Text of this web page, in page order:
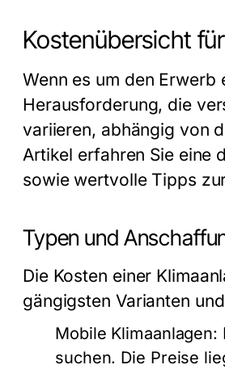
Kostenübersicht
Wenn es um den
Herausforderung, die
variieren, abhängig von
Artikel erfahren Sie eine
sowie wertvolle Tipps
Typen und
Die Kosten einer
gängigsten Varianten
Mobile Klimaanlagen:
suchen. Die Preise